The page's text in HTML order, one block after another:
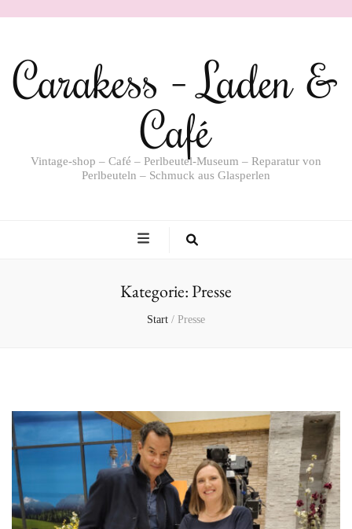
Carakess – Laden &
Café
Vintage-shop – Café – Perlbeutel-Museum – Reparatur von
Perlbeuteln – Schmuck aus Glasperlen
Kategorie:Presse
Start / Presse